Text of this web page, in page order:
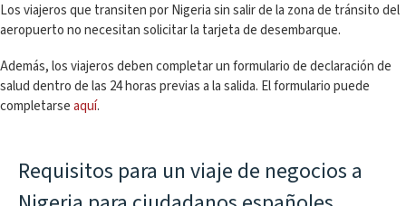
Los viajeros que transiten por Nigeria sin salir de la zona de tránsito del
aeropuerto no necesitan solicitar la tarjeta de desembarque.
Además, los viajeros deben completar un formulario de declaración de
salud dentro de las 24 horas previas a la salida. El formulario puede
completarseaquí.
Requisitos para un viaje de negocios a